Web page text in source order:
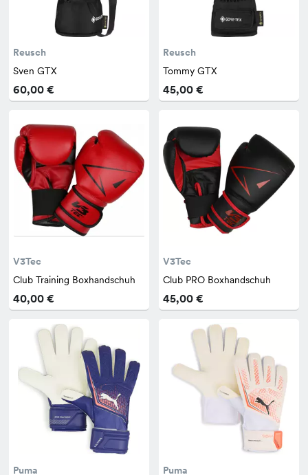
Reusch
Sven GTX
60,00 €
Reusch
Tommy GTX
45,00 €
V3Tec
Club Training Boxhandschuh
40,00 €
V3Tec
Club PRO Boxhandschuh
45,00 €
Puma Puma